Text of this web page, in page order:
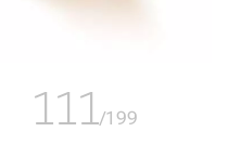
111/199